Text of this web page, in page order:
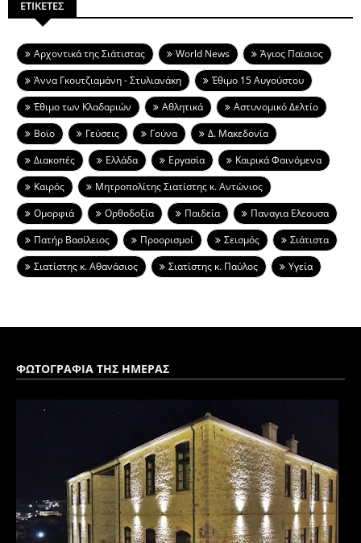
ΕΤΙΚΕΤΕΣ
Aρχοντικά της Σιάτιστας World News
Άγιος Παϊσιος
Άννα Γκουτζιαμάνη - Στυλιανάκη
Έθιμο 15 Αυγούστου
Έθιμο των Κλαδαριών
Αθλητικά
Αστυνομικό Δελτίο
Βοϊο
Γεύσεις Γούνα
Δ. Μακεδονία
Διακοπές
Ελλάδα Εργασία
Καιρικά Φαινόμενα
Καιρός
Μητροπολίτης Σιατίστης κ. Αντώνιος
Ομορφιά
Ορθοδοξία Παιδεία
Παναγια Ελεουσα
Πατήρ Βασίλειος
Προορισμοί Σεισμός
Σιάτιστα
Σιατίστης κ. Αθανάσιος
Σιατίστης κ. Παύλος Υγεία
ΦΩΤΟΓΡΑΦΙΑ ΤΗΣ ΗΜΕΡΑΣ